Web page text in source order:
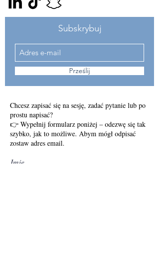
Subskrybuj
Prześlij
Chcesz zapisać się na sesję, zadać pytanie lub po
prostu napisać?
👉 Wypełnij formularz poniżej – odezwę się tak
szybko, jak to możliwe. Abym mógł odpisać
zostaw adres email.
Imię